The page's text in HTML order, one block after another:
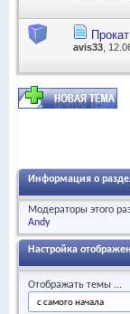
avis33 ,
Информация о
Модераторы этого
Andy
Настройка
Отображать темы ...